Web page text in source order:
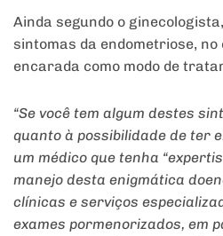
Ainda segundo o
sintomas da endometriose,
encarada como modo de
“Se você tem algum destes
quanto à possibilidade de ter
um médico que tenha
manejo desta enigmática
clínicas e serviços
exames pormenorizados, em